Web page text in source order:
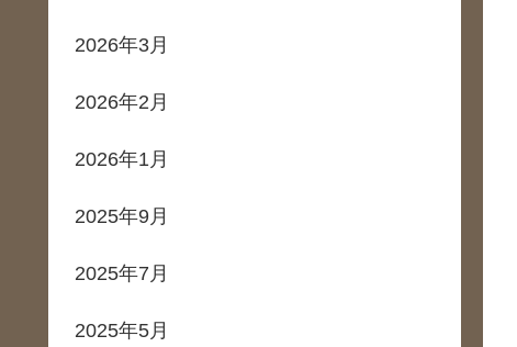
2026年3月
2026年2月
2026年1月
2025年9月
2025年7月
2025年5月